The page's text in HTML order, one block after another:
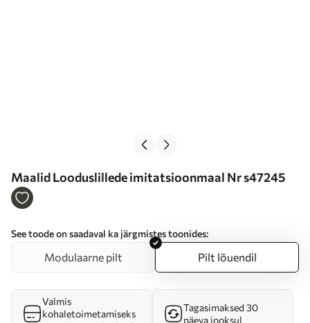
Maalid Looduslillede imitatsioonmaal Nr s47245
See toode on saadaval ka järgmistes toonides:
Modulaarne pilt Pilt lõuendil
Valmis
kohaletoimetamiseks
Tagasimaksed 30
päeva jooksul